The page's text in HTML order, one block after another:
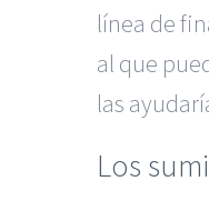
línea de
al que
las
Los